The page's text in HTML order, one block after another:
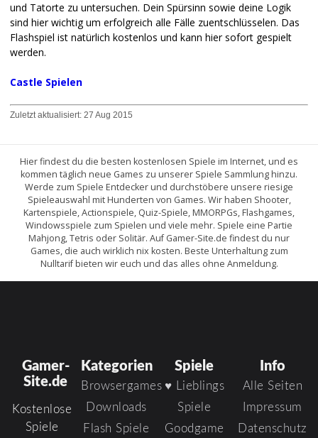
und Tatorte zu untersuchen. Dein Spürsinn sowie deine Logik
sind hier wichtig um erfolgreich alle Fälle zuentschlüsselen. Das
Flashspiel ist natürlich kostenlos und kann hier sofort gespielt
werden.
Castle Spielen
Zuletzt aktualisiert: 27 Aug 2015
Hier findest du die besten kostenlosen Spiele im Internet, und es
kommen täglich neue Games zu unserer Spiele Sammlung hinzu.
Werde zum Spiele Entdecker und durchstöbere unsere riesige
Spieleauswahl mit Hunderten von Games. Wir haben Shooter,
Kartenspiele, Actionspiele, Quiz-Spiele, MMORPGs, Flashgames,
Windowsspiele zum Spielen und viele mehr. Spiele eine Partie
Mahjong, Tetris oder Solitär. Auf Gamer-Site.de findest du nur
Games, die auch wirklich nix kosten. Beste Unterhaltung zum
Nulltarif bieten wir euch und das alles ohne Anmeldung.
Gamer-
Site.de
Kostenlose
Spiele
Kategorien
Browsergames
Downloads
Flash Spiele
Spiele
♥ Lieblings
Spiele
Goodgame
Info
Alle Seiten
Impressum
Datenschutz